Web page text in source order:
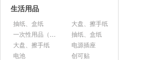
生活用品
抽纸、盒纸
大盘、擦手纸
一次性用品（纸杯、胶杯、叉子、碟子等）
抽纸、盒纸
大盘、擦手纸
电源插座
电池
创可贴